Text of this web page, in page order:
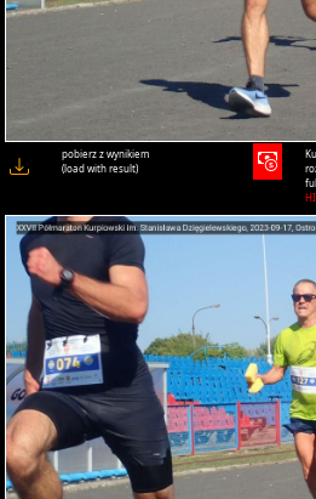
pobierz z wynikiem
(load with result)